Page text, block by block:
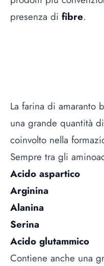
presenza di fibre.
La farina di amaranto
una grande quantità di
coinvolto nella
Sempre tra gli
Acido aspartico
Arginina
Alanina
Serina
Acido glutammico
Contiene anche una